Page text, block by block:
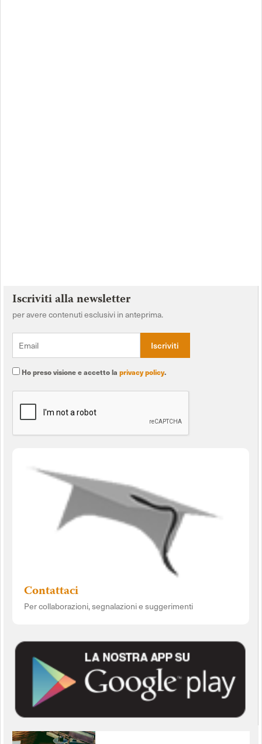
Iscriviti alla newsletter
per avere contenuti esclusivi in anteprima.
Ho preso visione e accetto la privacy policy.
Contattaci
Per collaborazioni, segnalazioni e suggerimenti